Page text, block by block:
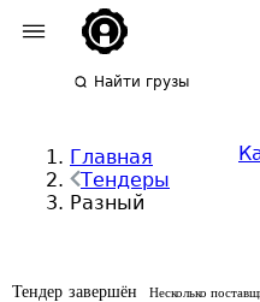
Найти грузы
Главная
Тендеры
Разный
Тендер завершён Несколько